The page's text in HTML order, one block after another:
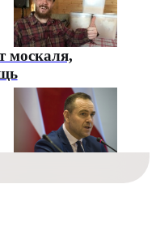
москаля,